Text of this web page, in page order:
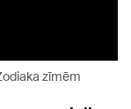
zīmēm